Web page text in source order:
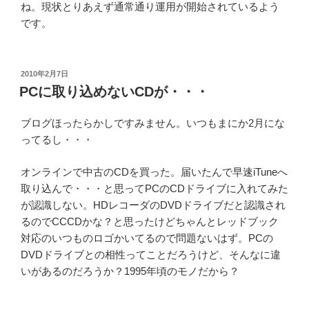
ね。現状とりあえず通常通り運用が開始されているよう
です。
投
稿
日:
2010年2月7日
PCに取り込めないCDが・・・
ブログほったらかしですみません。いつもまにか2月にな
ってるし・・・
オンラインで中古のCDを買った。届いたんで早速iTuneへ
取り込んで・・・と思ってPCのCDドライブに入れてみた
が認識しない。HDレコーダのDVDドライブだと認識され
るのでCCCDかな？と思ったけどちゃんとレッドブック
対応のいつものロゴかいてるので問題ないはず。PCの
DVDドライブとの相性ってことだろうけど、そんなに違
いがあるのだろうか？1995年頃のモノだから？